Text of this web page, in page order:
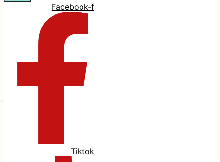
Facebook-f
Tiktok